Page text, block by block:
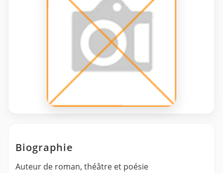
Biographie
Auteur de roman, théâtre et poésie